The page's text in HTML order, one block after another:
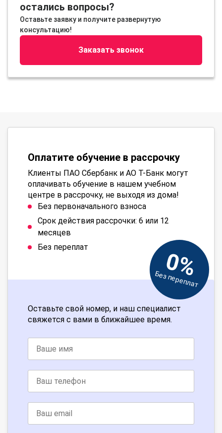
остались вопросы?
Оставьте заявку и получите развернутую
консультацию!
Заказать звонок
Оплатите обучение в рассрочку
Клиенты ПАО Сбербанк и АО Т-Банк могут
оплачивать обучение в нашем учебном
центре в рассрочку, не выходя из дома!
Без первоначального взноса
Срок действия рассрочки: 6 или 12
месяцев
Без переплат
0%
Без переплат
Оставьте свой номер, и наш специалист
свяжется с вами в ближайшее время.